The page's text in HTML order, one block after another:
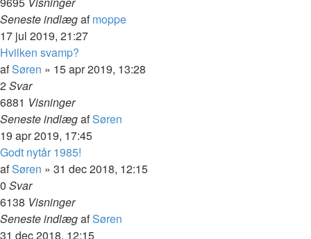
Seneste indlægafmoppe
17 jul 2019, 21:27
Hvilken svamp?
afSøren » 15 apr 2019, 13:28
2Svar
6881 Visninger
Seneste indlægafSøren
19 apr 2019, 17:45
Godt nytår 1985!
afSøren » 31 dec 2018, 12:15
0 Svar
6138 Visninger
Seneste indlægafSøren
31 dec 2018, 12:15